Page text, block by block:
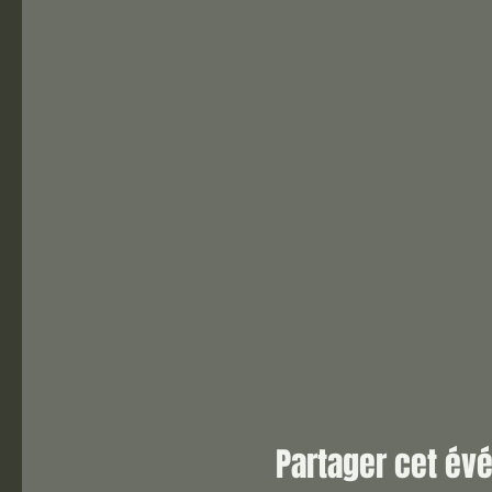
Partager cet